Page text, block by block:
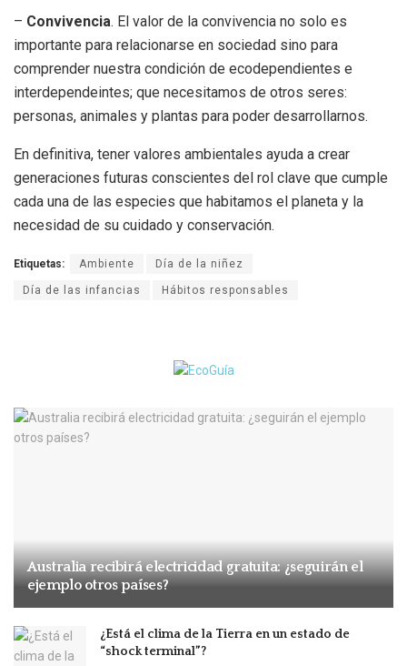
– Convivencia. El valor de la convivencia no solo es
importante para relacionarse en sociedad sino para
comprender nuestra condición de ecodependientes e
interdependeintes; que necesitamos de otros seres:
personas, animales y plantas para poder desarrollarnos.
En definitiva, tener valores ambientales ayuda a crear
generaciones futuras conscientes del rol clave que cumple
cada una de las especies que habitamos el planeta y la
necesidad de su cuidado y conservación.
Etiquetas: Ambiente Día de la niñez
Día de las infancias Hábitos responsables
Australia recibirá electricidad gratuita: ¿seguirán el
ejemplo otros países?
¿Está el clima de la Tierra en un estado de
“shock terminal”?